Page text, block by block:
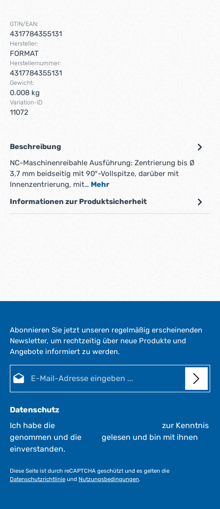
GTIN/EAN:
4317784355131
Hersteller:
FORMAT
Herstellernummer:
4317784355131
Gewicht:
0.008 kg
Variation-ID
11072
Beschreibung
NC-Maschinenreibahle Ausführung: Zentrierung bis Ø
3,7 mm beidseitig mit 90°-Vollspitze, darüber mit
Innenzentrierung, mit… Mehr
Informationen zur Produktsicherheit
Abonnieren Sie jetzt unseren regelmäßig erscheinenden
Newsletter, um rechtzeitig über neue Produkte und
Angebote informiert zu werden.
Datenschutz
Ich habe die
zur Kenntnis
genommen und die
gelesen und bin mit ihnen
einverstanden.
Diese Seite ist durch reCAPTCHA geschützt und es gelten die
Datenschutzrichtlinie und Nutzungsbedingungen.